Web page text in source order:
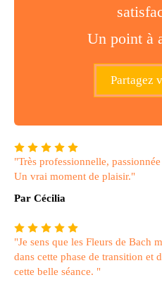
Un point à
Partagez
"Très professionnelle,
Un vrai moment de plaisir."
Par Cécilia
"Je sens que les Fleurs de Bach
dans cette phase de transition et
cette belle séance. "